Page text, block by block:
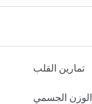
تمارين القلب
الوزن الجسمي